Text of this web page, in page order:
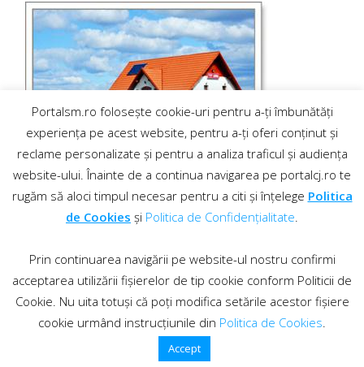
Contact·Regulament comentarii
© 2019 PortalCJ.ro. Toate drepturile sunt rezervate.
Portalsm.ro folosește cookie-uri pentru a-ți îmbunătăți
experiența pe acest website, pentru a-ți oferi conținut și
reclame personalizate și pentru a analiza traficul și audiența
website-ului. Înainte de a continua navigarea pe portalcj.ro te
rugăm să aloci timpul necesar pentru a citi și înțelege Politica
de Cookies și Politica de Confidențialitate.
Prin continuarea navigării pe website-ul nostru confirmi
acceptarea utilizării fișierelor de tip cookie conform Politicii de
Cookie. Nu uita totuși că poți modifica setările acestor fișiere
cookie urmând instrucțiunile din Politica de Cookies.
Accept